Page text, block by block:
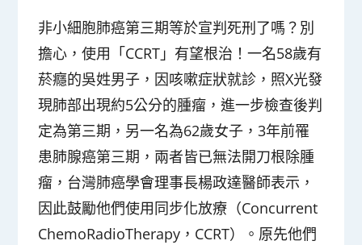
非小細胞肺癌第三期等於宣判死刑了嗎？別
擔心，使用「CCRT」有望根治！一名58歲有
菸癮的吳姓男子，因咳嗽症狀就診，照X光發
現肺部出現約5公分的腫瘤，進一步檢查後判
定為第三期，另一名為62歲女子，3年前罹
患肺腺癌第三期，兩者皆已無法開刀根除腫
瘤，台灣肺癌學會理事長楊政達醫師表示，
因此鼓勵他們使用同步化放療（Concurrent
ChemoRadioTherapy，CCRT）。原先他們